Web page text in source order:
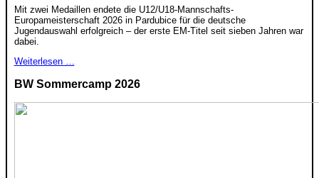
Mit zwei Medaillen endete die U12/U18-Mannschafts-
Europameisterschaft 2026 in Pardubice für die deutsche
Jugendauswahl erfolgreich – der erste EM-Titel seit sieben Jahren war
dabei.
Weiterlesen …
BW Sommercamp 2026